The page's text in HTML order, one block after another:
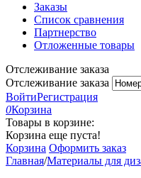
Заказы
Список сравнения
Партнерство
Отложенные товары
Отслеживание заказа
Отслеживание заказа
ВойтиРегистрация
0Корзина
Товары в корзине:
Корзина еще пуста!
Корзина Оформить заказ
Главная/Материалы для